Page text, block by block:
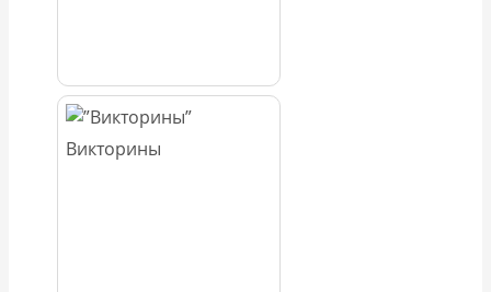
Викторины